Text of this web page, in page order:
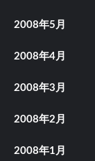
2008年5月
2008年4月
2008年3月
2008年2月
2008年1月